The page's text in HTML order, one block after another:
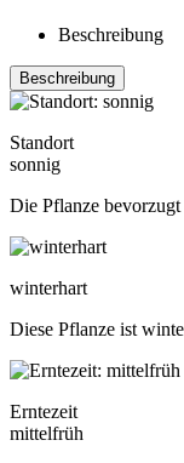
Beschreibung
Beschreibung
Standort
sonnig
Die Pflanze
winterhart
Diese Pflanze ist
Erntezeit
mittelfrüh